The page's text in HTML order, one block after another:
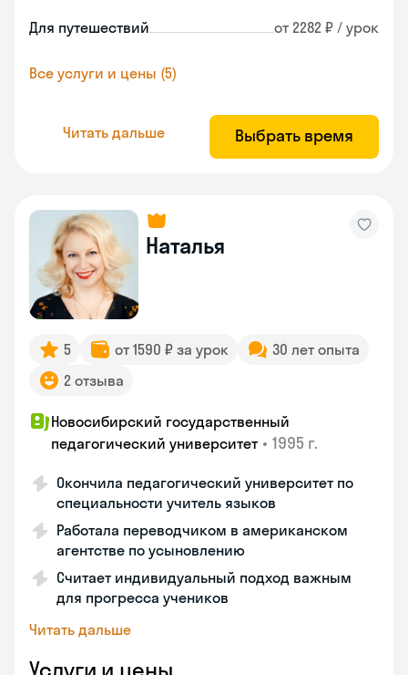
Для путешествий от 2282 ₽ / урок
Все услуги и цены (5)
Читать дальше Выбрать время
Наталья
5 от 1590 ₽ за урок
30 лет опыта
2 отзыва
Новосибирский государственный
педагогический университет • 1995 г.
Окончила педагогический университет по
специальности учитель языков
Работала переводчиком в американском
агентстве по усыновлению
Считает индивидуальный подход важным
для прогресса учеников
Читать дальше
Услуги и цены